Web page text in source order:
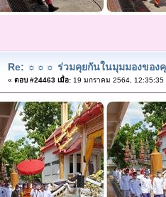
Re: ☼☼☼ ร่วมคุยกันในมุมมองของ
« ตอบ #24463 เมื่อ:19 มกราคม 2564, 12:35:35